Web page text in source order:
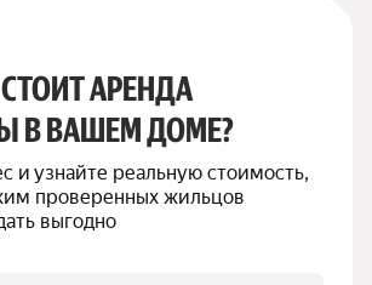
АРЕНДА
В ВАШЕМ ДОМЕ?
и узнайте реальную стоимость,
проверенных жильцов
выгодно